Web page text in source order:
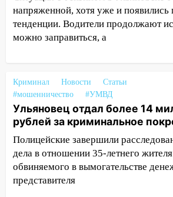
19:14 Житель Ульяновской
подвез троих незнакомцев
Ульяновской области
18:00 Мотофристайл, рок и
экстрим: в Ульяновске
большой фестиваль «Наше
17:30 Где есть бензин в
августа после рабочего
17:05 «Обыск» по
напряженной, хотя уже и появились
тенденции. Водители продолжают
можно заправиться, а
Криминал Новости
Статьи
#мошенничество
#УМВД
Ульяновец отдал более 14
рублей за криминальное
Полицейские завершили
дела в отношении 35-летнего
обвиняемого в вымогательстве
представителя